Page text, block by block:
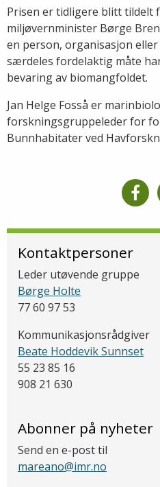
Prisen er tidligere blitt tildelt
miljøvernminister Børge
en person, organisasjon
særdeles fordelaktig måte
bevaring av biomangfoldet.
Jan Helge Fosså er
forskningsgruppeleder for
Bunnhabitater ved
Kontaktpersoner
Leder utøvende gruppe
Børge Holte
77 60 97 53
Kommunikasjonsrådgiver
Beate Hoddevik Sunnset
55 23 85 16
908 21 630
Abonner på nyheter
Send en e-post til
mareano@imr.no